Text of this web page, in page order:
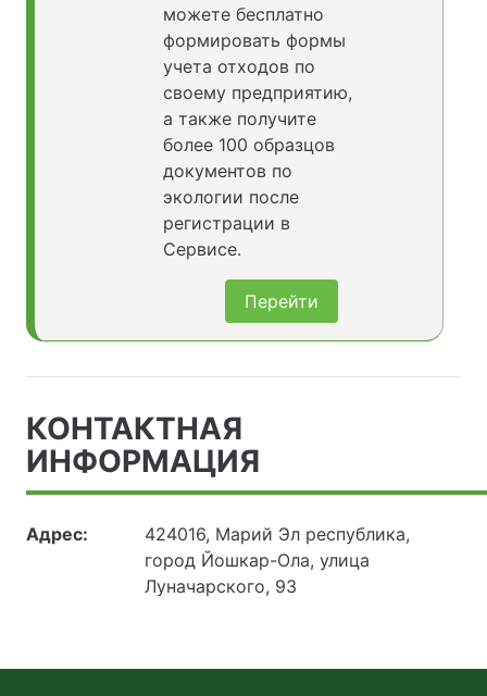
можете бесплатно
формировать формы
учета отходов по
своему предприятию,
а также получите
более 100 образцов
документов по
экологии после
регистрации в
Сервисе.
Перейти
КОНТАКТНАЯ
ИНФОРМАЦИЯ
Адрес:
424016, Марий Эл республика,
город Йошкар-Ола, улица
Луначарского, 93